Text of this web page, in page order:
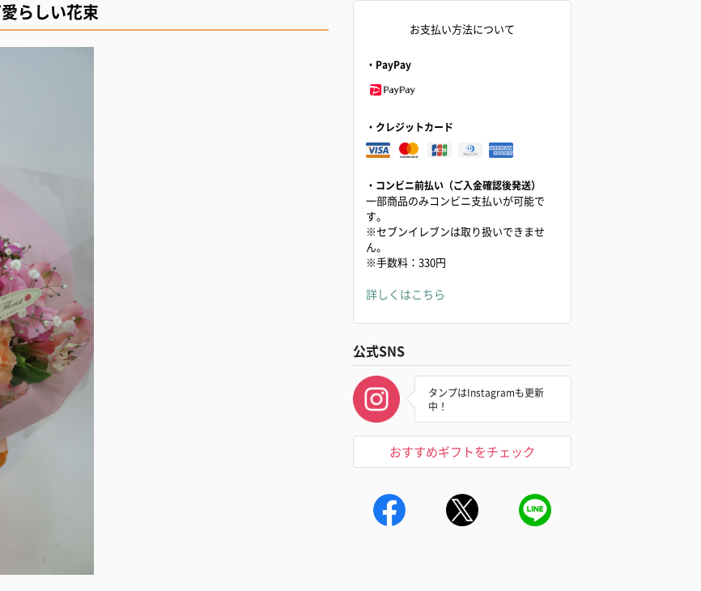
らしい花束
お支払い方法について
・PayPay
・クレジットカード
・コンビニ前払い（ご入金確認後発送）
一部商品のみコンビニ支払いが可能で
す。
※セブンイレブンは取り扱いできませ
ん。
※手数料：330円
詳しくはこちら
公式SNS
タンプはInstagramも更新
中！
おすすめギフトをチェック